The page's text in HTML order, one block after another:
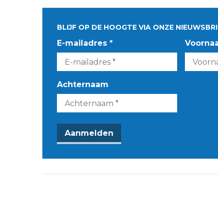
BLIJF OP DE HOOGTE VIA ONZE
E-mailadres *
Achternaam